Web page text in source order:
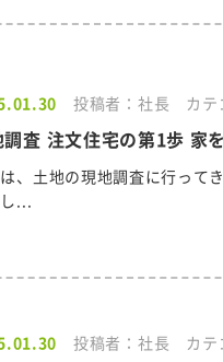
投稿者：社長 カ
査 注文住宅の第1歩 家
、土地の現地調査に行って
...
投稿者：社長 カ